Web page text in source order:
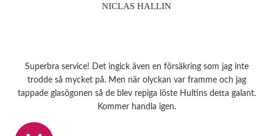
NICLAS HALLIN
Superbra service! Det ingick även en försäkring som jag inte
trodde så mycket på. Men när olyckan var framme och jag
tappade glasögonen så de blev repiga löste Hultins detta galant.
Kommer handla igen.